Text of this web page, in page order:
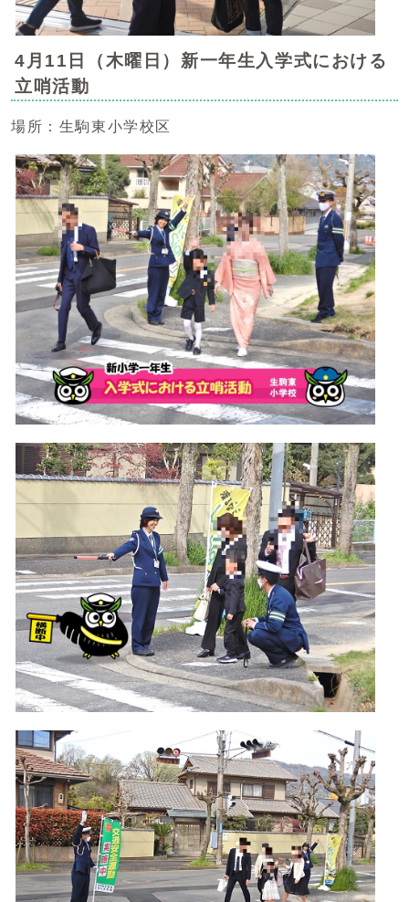
4月11日（木曜日）新一年生入学式における
立哨活動
場所：生駒東小学校区